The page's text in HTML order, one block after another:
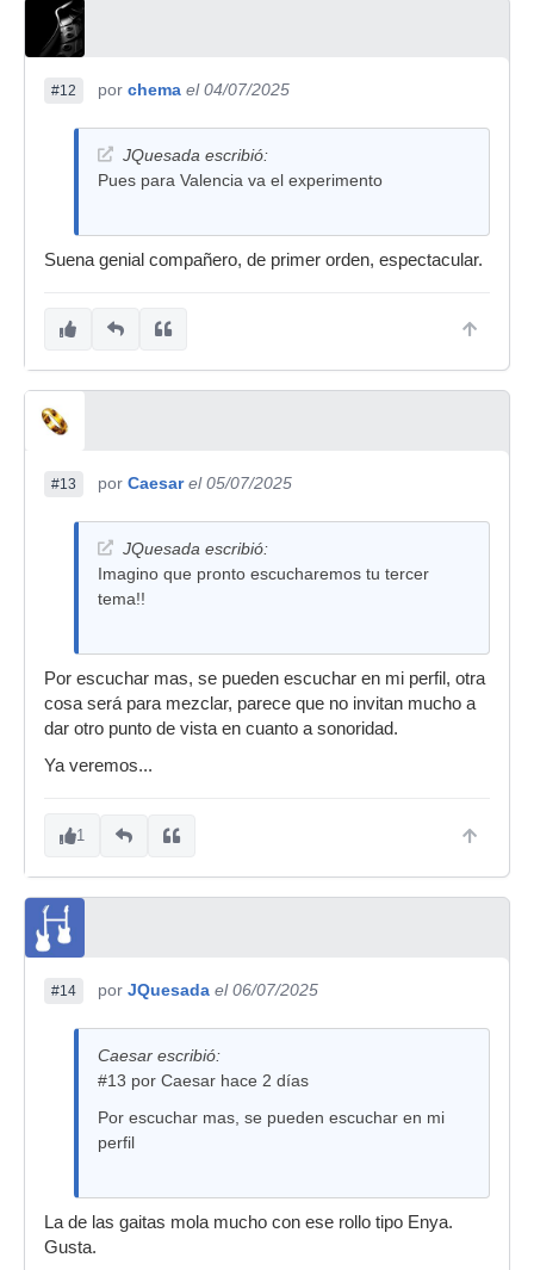
#12 por chema el 04/07/2025
JQuesada escribió:
Pues para Valencia va el experimento
Suena genial compañero, de primer orden, espectacular.
#13 por Caesar el 05/07/2025
JQuesada escribió:
Imagino que pronto escucharemos tu tercer
tema!!
Por escuchar mas, se pueden escuchar en mi perfil, otra
cosa será para mezclar, parece que no invitan mucho a
dar otro punto de vista en cuanto a sonoridad.
Ya veremos...
1
#14 por JQuesada el 06/07/2025
Caesar escribió:
#13 por Caesar hace 2 días
Por escuchar mas, se pueden escuchar en mi
perfil
La de las gaitas mola mucho con ese rollo tipo Enya.
Gusta.